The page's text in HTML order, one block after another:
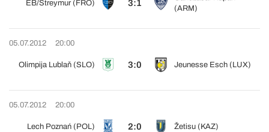
EB/Streymur (FRO) 3:1
(ARM)
05.07.2012 20:00
Olimpija Lublaň (SLO) 3:0 Jeunesse Esch (LUX)
05.07.2012 20:00
Lech Poznań (POL) 2:0 Žetisu (KAZ)